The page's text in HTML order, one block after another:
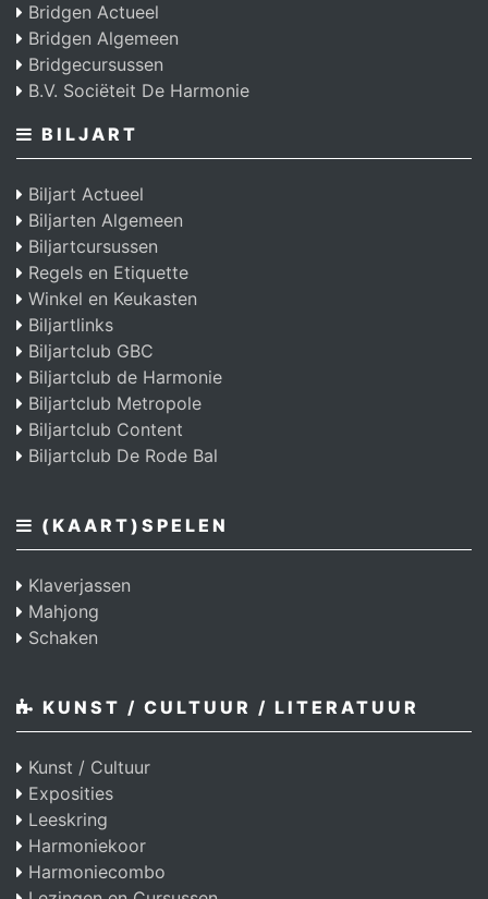
Bridgen Actueel
Bridgen Algemeen
Bridgecursussen
B.V. Sociëteit De Harmonie
BILJART
Biljart Actueel
Biljarten Algemeen
Biljartcursussen
Regels en Etiquette
Winkel en Keukasten
Biljartlinks
Biljartclub GBC
Biljartclub de Harmonie
Biljartclub Metropole
Biljartclub Content
Biljartclub De Rode Bal
(KAART)SPELEN
Klaverjassen
Mahjong
Schaken
KUNST / CULTUUR / LITERATUUR
Kunst / Cultuur
Exposities
Leeskring
Harmoniekoor
Harmoniecombo